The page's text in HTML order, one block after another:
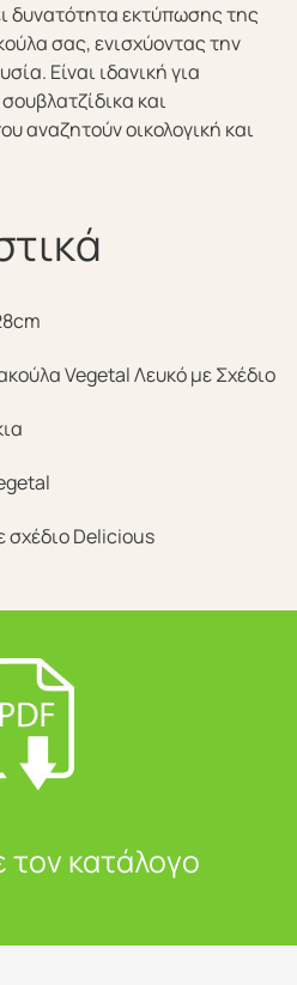
δυνατότητα εκτύπωσης της
σας, ενισχύοντας την
Είναι ιδανική για
και
αναζητούν οικολογική και
Vegetal Λευκό με Σχέδιο
σχέδιο Delicious
τον κατάλογο